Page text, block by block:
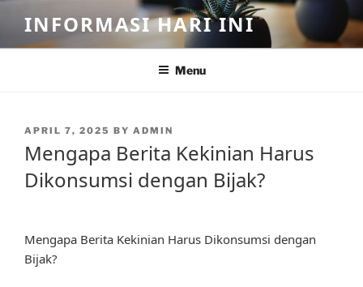
content
INFORMASI HARI INI
Menu
POSTED
APRIL 7, 2025 BY ADMIN
Mengapa Berita Kekinian Harus
Dikonsumsi dengan Bijak?
Mengapa Berita Kekinian Harus Dikonsumsi dengan
Bijak?